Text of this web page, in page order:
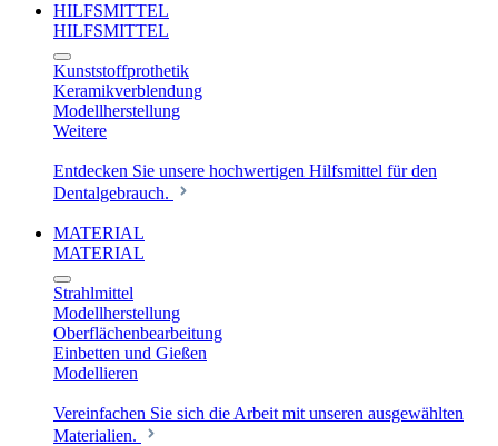
HILFSMITTEL
HILFSMITTEL
Kunststoffprothetik
Keramikverblendung
Modellherstellung
Weitere
Entdecken Sie unsere hochwertigen Hilfsmittel für den
Dentalgebrauch.
MATERIAL
MATERIAL
Strahlmittel
Modellherstellung
Oberflächenbearbeitung
Einbetten und Gießen
Modellieren
Vereinfachen Sie sich die Arbeit mit unseren ausgewählten
Materialien.